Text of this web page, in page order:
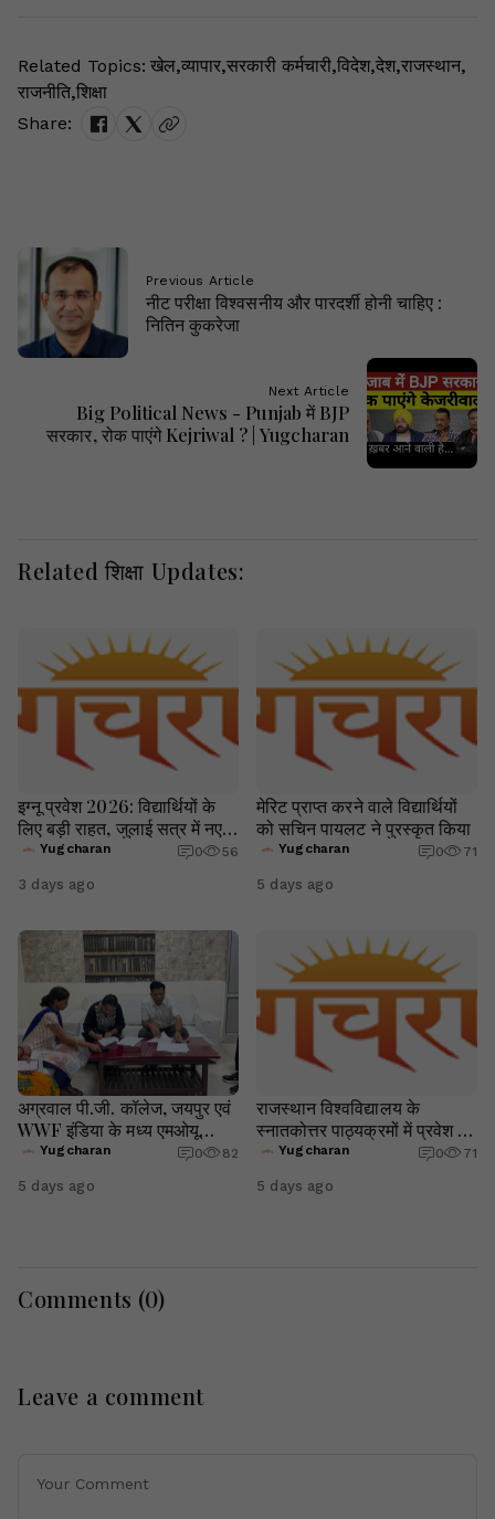
Related Topics: खेल,व्यापार,सरकारी कर्मचारी,विदेश,देश,राजस्थान,
राजनीति,शिक्षा
Share:
Previous Article
नीट परीक्षा विश्वसनीय और पारदर्शी होनी चाहिए :
नितिन कुकरेजा
Next Article
Big Political News - Punjab में BJP
सरकार, रोक पाएंगे Kejriwal ? | Yugcharan
Related शिक्षा Updates:
इग्नू प्रवेश 2026: विद्यार्थियों के
लिए बड़ी राहत, जुलाई सत्र में नए
दाखिले और री-रजिस्ट्रेशन की
Yugcharan 0 56
3 days ago
मेरिट प्राप्त करने वाले विद्यार्थियों
को सचिन पायलट ने पुरस्कृत किया
Yugcharan 0 71
5 days ago
अग्रवाल पी.जी. कॉलेज, जयपुर एवं
WWF इंडिया के मध्य एमओयू
संपन्नYugcharan 0 82
5 days ago
राजस्थान विश्वविद्यालय के
स्नातकोत्तर पाठ्यक्रमों में प्रवेश हेतु
आवेदन की अंतिम तिथि 08 अगस्त
Yugcharan 0 71
5 days ago
Comments (0)
Leave a comment